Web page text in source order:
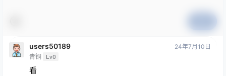
users50189
青铜 Lv0
24年7月10日
看